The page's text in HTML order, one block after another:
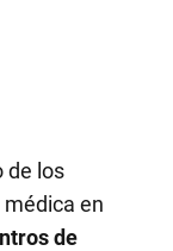
de los
en
de